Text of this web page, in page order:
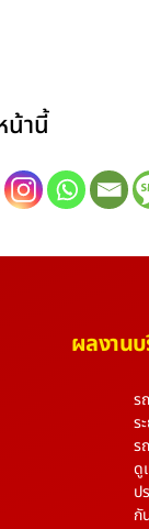
น้านี้
ผลงานบ
ร
ร
ร
ดู
ป
กั